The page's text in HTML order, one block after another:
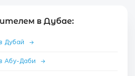
в Дубае:
Дубай →
Абу-Даби →